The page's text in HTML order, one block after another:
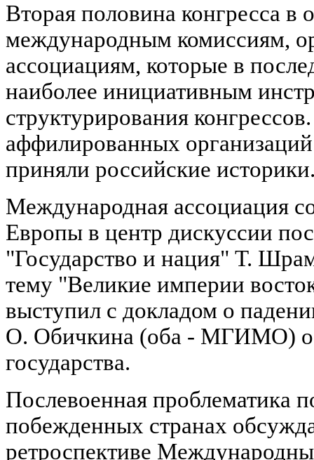
Вторая половина конгресса в
международным комиссиям,
ассоциациям, которые в
наиболее инициативным
структурирования
аффилированных организаций
приняли российские
Международная ассоциация
Европы в центр дискуссии
"Государство и нация" Т.
тему "Великие империи
выступил с докладом о
О. Обичкина (оба - МГИМО) о
государства.
Послевоенная проблематика
побежденных странах
ретроспективе